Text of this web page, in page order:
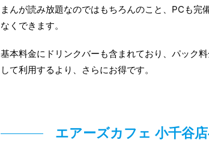
まんが読み放題なのではもちろんのこと、PCも
なくできます。
基本料金にドリンクバーも含まれており、パック
して利用するより、さらにお得です。
エアーズカフェ 小千谷